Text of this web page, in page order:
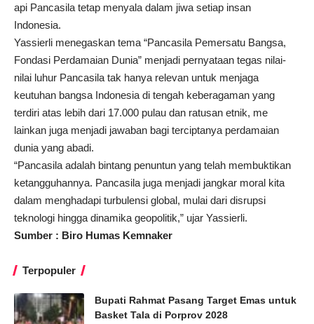
api Pancasila tetap menyala dalam jiwa setiap insan
Indonesia.
Yassierli menegaskan tema “Pancasila Pemersatu Bangsa,
Fondasi Perdamaian Dunia” menjadi pernyataan tegas nilai-
nilai luhur Pancasila tak hanya relevan untuk menjaga
keutuhan bangsa Indonesia di tengah keberagaman yang
terdiri atas lebih dari 17.000 pulau dan ratusan etnik, me
lainkan juga menjadi jawaban bagi terciptanya perdamaian
dunia yang abadi.
“Pancasila adalah bintang penuntun yang telah membuktikan
ketangguhannya. Pancasila juga menjadi jangkar moral kita
dalam menghadapi turbulensi global, mulai dari disrupsi
teknologi hingga dinamika geopolitik,” ujar Yassierli.
Sumber : Biro Humas Kemnaker
Terpopuler
Bupati Rahmat Pasang Target Emas untuk
Basket Tala di Porprov 2028